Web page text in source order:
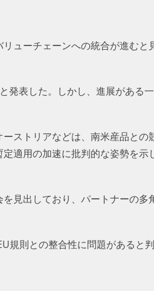
ューチェーンへの統合が進む
発表した。しかし、進展がある
ストリアなどは、南米産品と
適用の加速に批判的な姿勢を
見出しており、パートナーの
規則との整合性に問題があると